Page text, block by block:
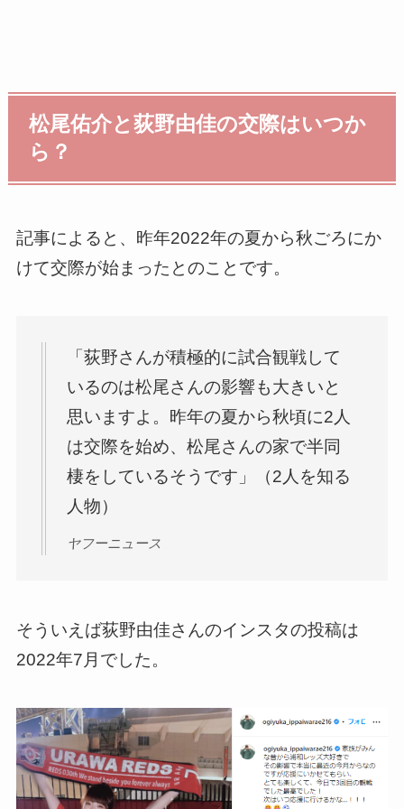
松尾佑介と荻野由佳の交際はいつか
ら？
記事によると、昨年2022年の夏から秋ごろにか
けて交際が始まったとのことです。
「荻野さんが積極的に試合観戦して
いるのは松尾さんの影響も大きいと
思いますよ。昨年の夏から秋頃に2人
は交際を始め、松尾さんの家で半同
棲をしているそうです」（2人を知る
人物）
ヤフーニュース
そういえば荻野由佳さんのインスタの投稿は
2022年7月でした。